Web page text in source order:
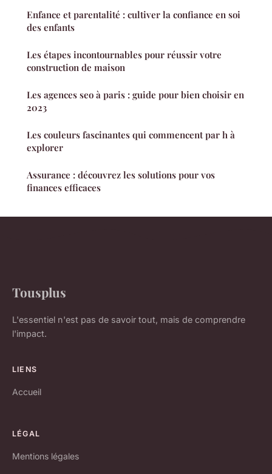
Enfance et parentalité : cultiver la confiance en soi
des enfants
Les étapes incontournables pour réussir votre
construction de maison
Les agences seo à paris : guide pour bien choisir en
2023
Les couleurs fascinantes qui commencent par h à
explorer
Assurance : découvrez les solutions pour vos
finances efficaces
Tousplus
L'essentiel n'est pas de savoir tout, mais de comprendre
l'impact.
LIENS
Accueil
LÉGAL
Mentions légales